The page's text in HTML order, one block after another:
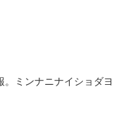
ミンナニナイショダヨ